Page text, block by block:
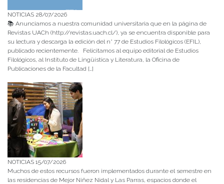
NOTICIAS 28/07/2026
📚 Anunciamos a nuestra comunidad universitaria que en la página de
Revistas UACh (http://revistas.uach.cl/), ya se encuentra disponible para
su lectura y descarga la edición del n° 77 de Estudios Filológicos (EFIL),
publicado recientemente. Felicitamos al equipo editorial de Estudios
Filológicos, al Instituto de Lingüística y Literatura, la Oficina de
Publicaciones de la Facultad […]
NOTICIAS 15/07/2026
Muchos de estos recursos fueron implementados durante el semestre en
las residencias de Mejor Niñez Nidal y Las Parras, espacios donde el